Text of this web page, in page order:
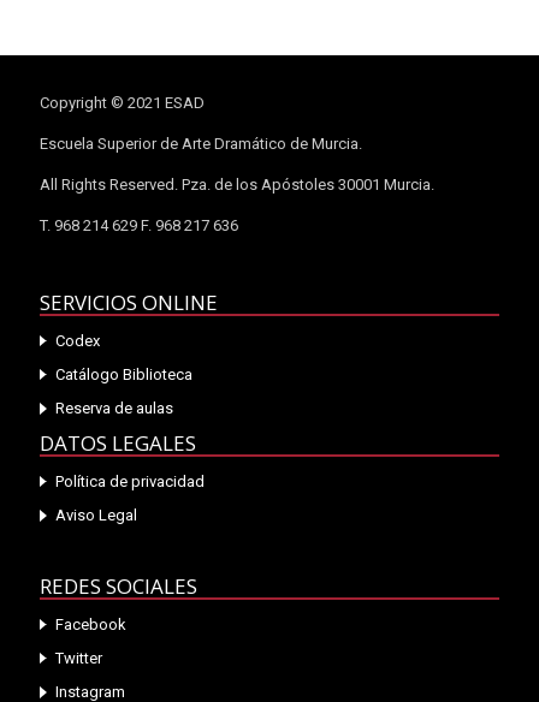
Copyright © 2021 ESAD
Escuela Superior de Arte Dramático de Murcia.
All Rights Reserved. Pza. de los Apóstoles 30001 Murcia.
T. 968 214 629 F. 968 217 636
SERVICIOS ONLINE
Codex
Catálogo Biblioteca
Reserva de aulas
DATOS LEGALES
Política de privacidad
Aviso Legal
REDES SOCIALES
Facebook
Twitter
Instagram